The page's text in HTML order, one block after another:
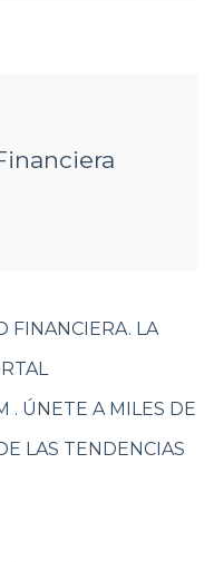
FINANCIERA. LA
. ÚNETE A MILES DE
LAS TENDENCIAS